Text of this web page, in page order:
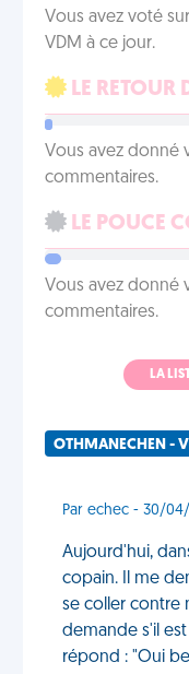
Vous avez voté
VDM à ce jour.
LE RETOUR
Vous avez donné
commentaires.
LE POUCE
Vous avez donné
commentaires.
LA
OTHMANECHEN -
Par echec - 30/04/
Aujourd'hui,
copain. Il me
se coller contre
demande s'il
répond : "Oui